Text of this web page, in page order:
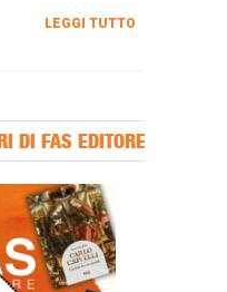
LEGGI TUTTO
DI FAS EDITORE